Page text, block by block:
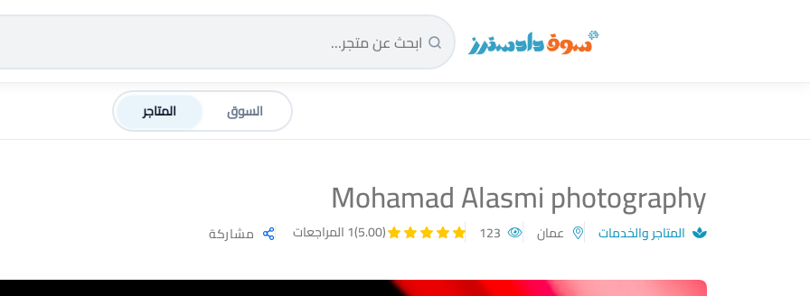
سوق دادسترز الرئيسية
السوق المتاجر
Mohamad Alasmi photography
المتاجر والخدمات عمان (5.00) 1 المراجعات مشاركة